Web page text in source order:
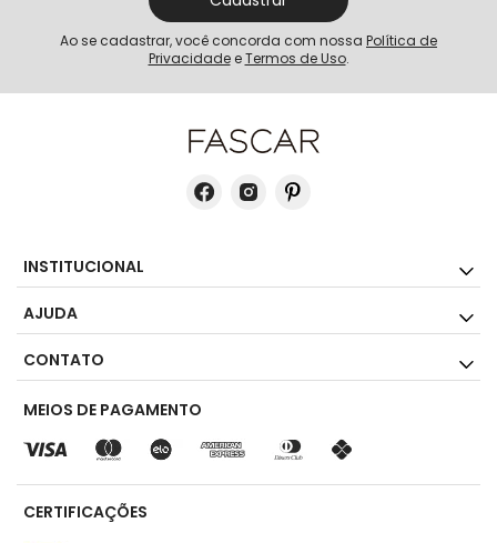
Ao se cadastrar, você concorda com nossa Política de
Privacidadee Termos de Uso.
INSTITUCIONAL
AJUDA
CONTATO
MEIOS DE PAGAMENTO
CERTIFICAÇÕES